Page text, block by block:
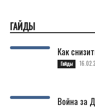
ГАЙДЫ
Как
Гайды
Война за